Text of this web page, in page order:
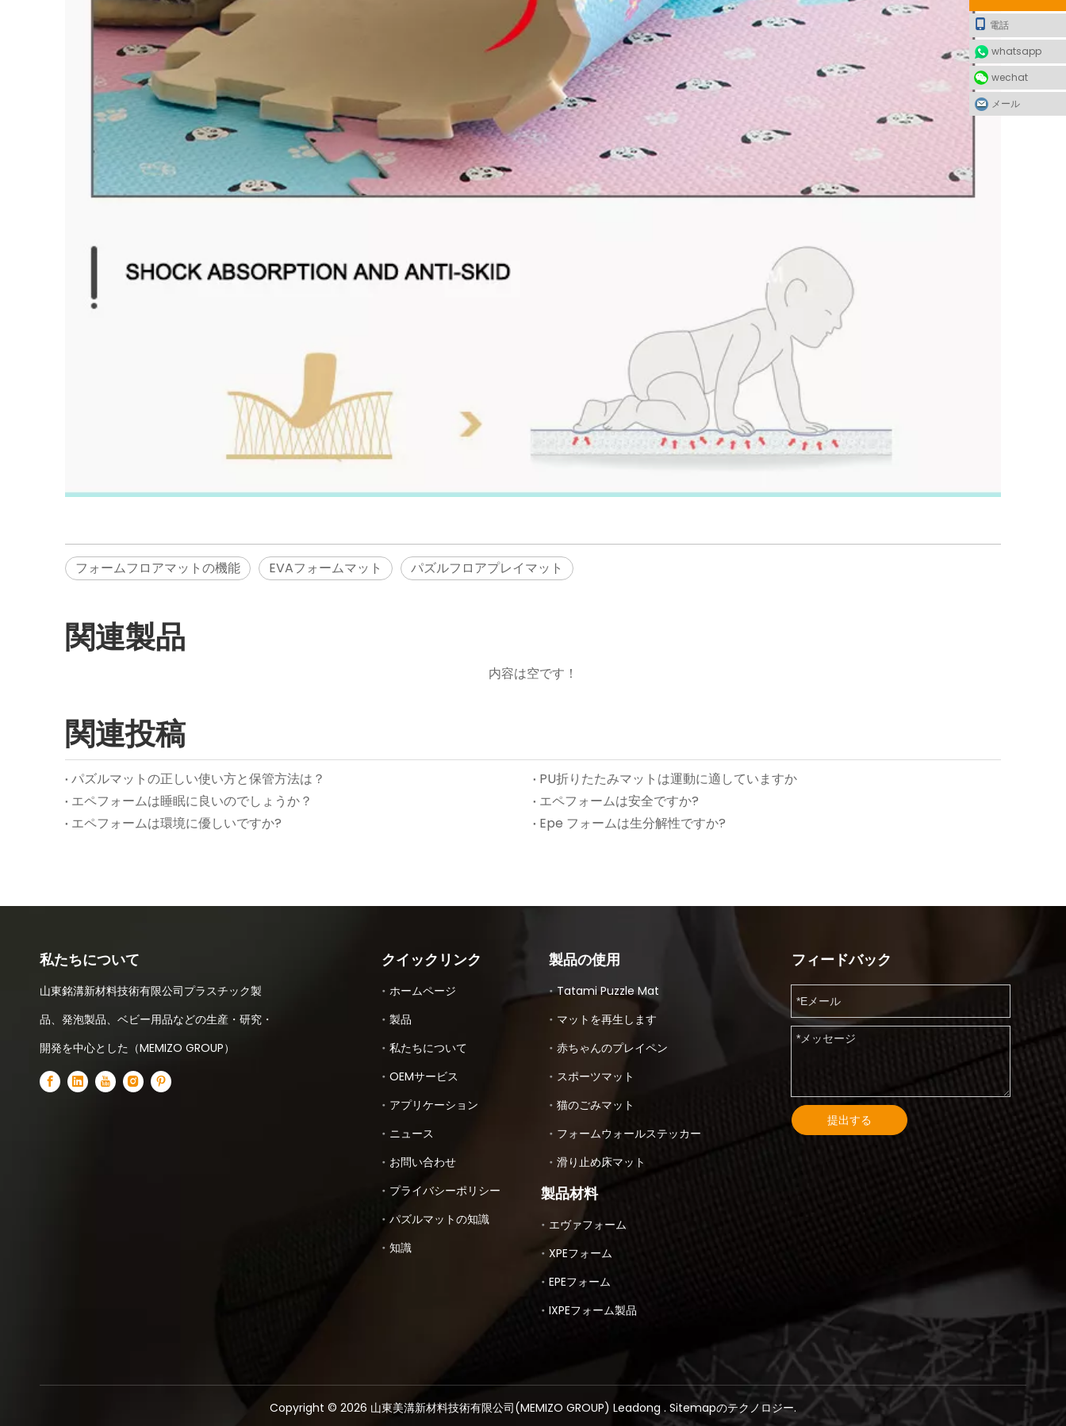
フォームフロアマットの機能 EVAフォームマット パズルフロアプレイマット
関連製品
内容は空です！
関連投稿
パズルマットの正しい使い方と保管方法は？
PU折りたたみマットは運動に適していますか
エペフォームは睡眠に良いのでしょうか？
エペフォームは安全ですか?
エペフォームは環境に優しいですか?
Epe フォームは生分解性ですか?
私たちについて
山東銘溝新材料技術有限公司プラスチック製
品、発泡製品、ベビー用品などの生産・研究・
開発を中心とした（MEMIZO GROUP）
電話
whatsapp
wechat
メール
クイックリンク
ホームページ
製品
私たちについて
OEMサービス
アプリケーション
ニュース
お問い合わせ
プライバシーポリシー
パズルマットの知識
知識
製品の使用
Tatami Puzzle Mat
マットを再生します
赤ちゃんのプレイペン
スポーツマット
猫のごみマット
フォームウォールステッカー
滑り止め床マット
製品材料
エヴァフォーム
XPEフォーム
EPEフォーム
IXPEフォーム製品
フィードバック
提出する
Copyright ©️ 2026 山東美溝新材料技術有限公司(MEMIZO GROUP) Leadong . Sitemapのテクノロジー.